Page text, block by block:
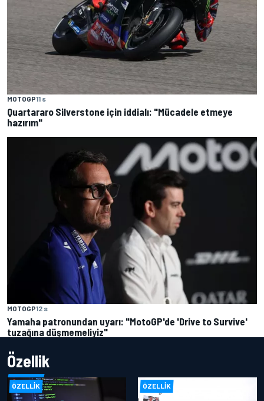
MOTOGP11 s
Quartararo Silverstone için iddialı: "Mücadele etmeye
hazırım"
MOTOGP12 s
Yamaha patronundan uyarı: "MotoGP'de 'Drive to Survive'
tuzağına düşmemeliyiz"
Özellik
ÖZELLIK ÖZELLIK